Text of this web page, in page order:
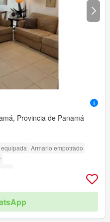
Provincia de Panamá
Armario empotrado